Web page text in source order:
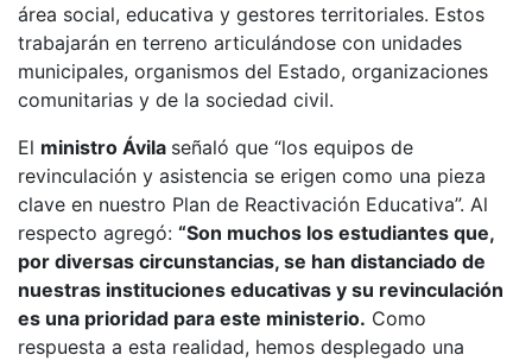
área social, educativa y gestores territoriales. Estos
trabajarán en terreno articulándose con unidades
municipales, organismos del Estado, organizaciones
comunitarias y de la sociedad civil.
El ministro Ávila señaló que “los equipos de
revinculación y asistencia se erigen como una pieza
clave en nuestro Plan de Reactivación Educativa”. Al
respecto agregó: “Son muchos los estudiantes que,
por diversas circunstancias, se han distanciado de
nuestras instituciones educativas y su revinculación
es una prioridad para este ministerio. Como
respuesta a esta realidad, hemos desplegado una